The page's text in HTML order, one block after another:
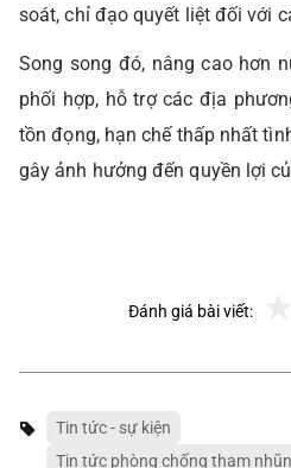
soát, chỉ đạo quyết liệt đối với
Song song đó, nâng cao hơn
phối hợp, hỗ trợ các địa
tồn đọng, hạn chế thấp nhất
gây ảnh hưởng đến quyền lợi
Đánh giá bài viết:
Tin tức - sự kiện
Tin tức phòng chống tham